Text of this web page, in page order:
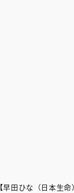
【早田ひな（日本生